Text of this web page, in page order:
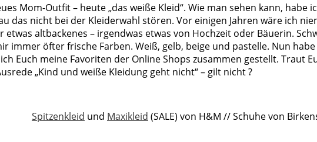
Mom-Outfit – heute „das weiße Kleid“. Wie man sehen kann, habe
das nicht bei der Kleiderwahl stören. Vor einigen Jahren wäre ich
altbackenes – irgendwas etwas von Hochzeit oder Bäuerin.
immer öfter frische Farben. Weiß, gelb, beige und pastelle. Nun
Euch meine Favoriten der Online Shops zusammen gestellt. Traut
„Kind und weiße Kleidung geht nicht“ – gilt nicht ?
Spitzenkleid und Maxikleid (SALE) von H&M // Schuhe von